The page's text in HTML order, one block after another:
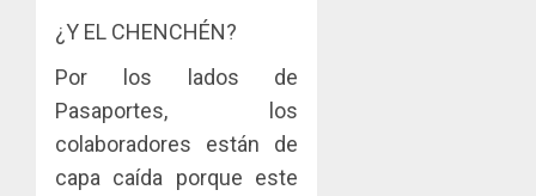
¿Y EL CHENCHÉN?
Por los lados de
Pasaportes, los
colaboradores están de
capa caída porque este